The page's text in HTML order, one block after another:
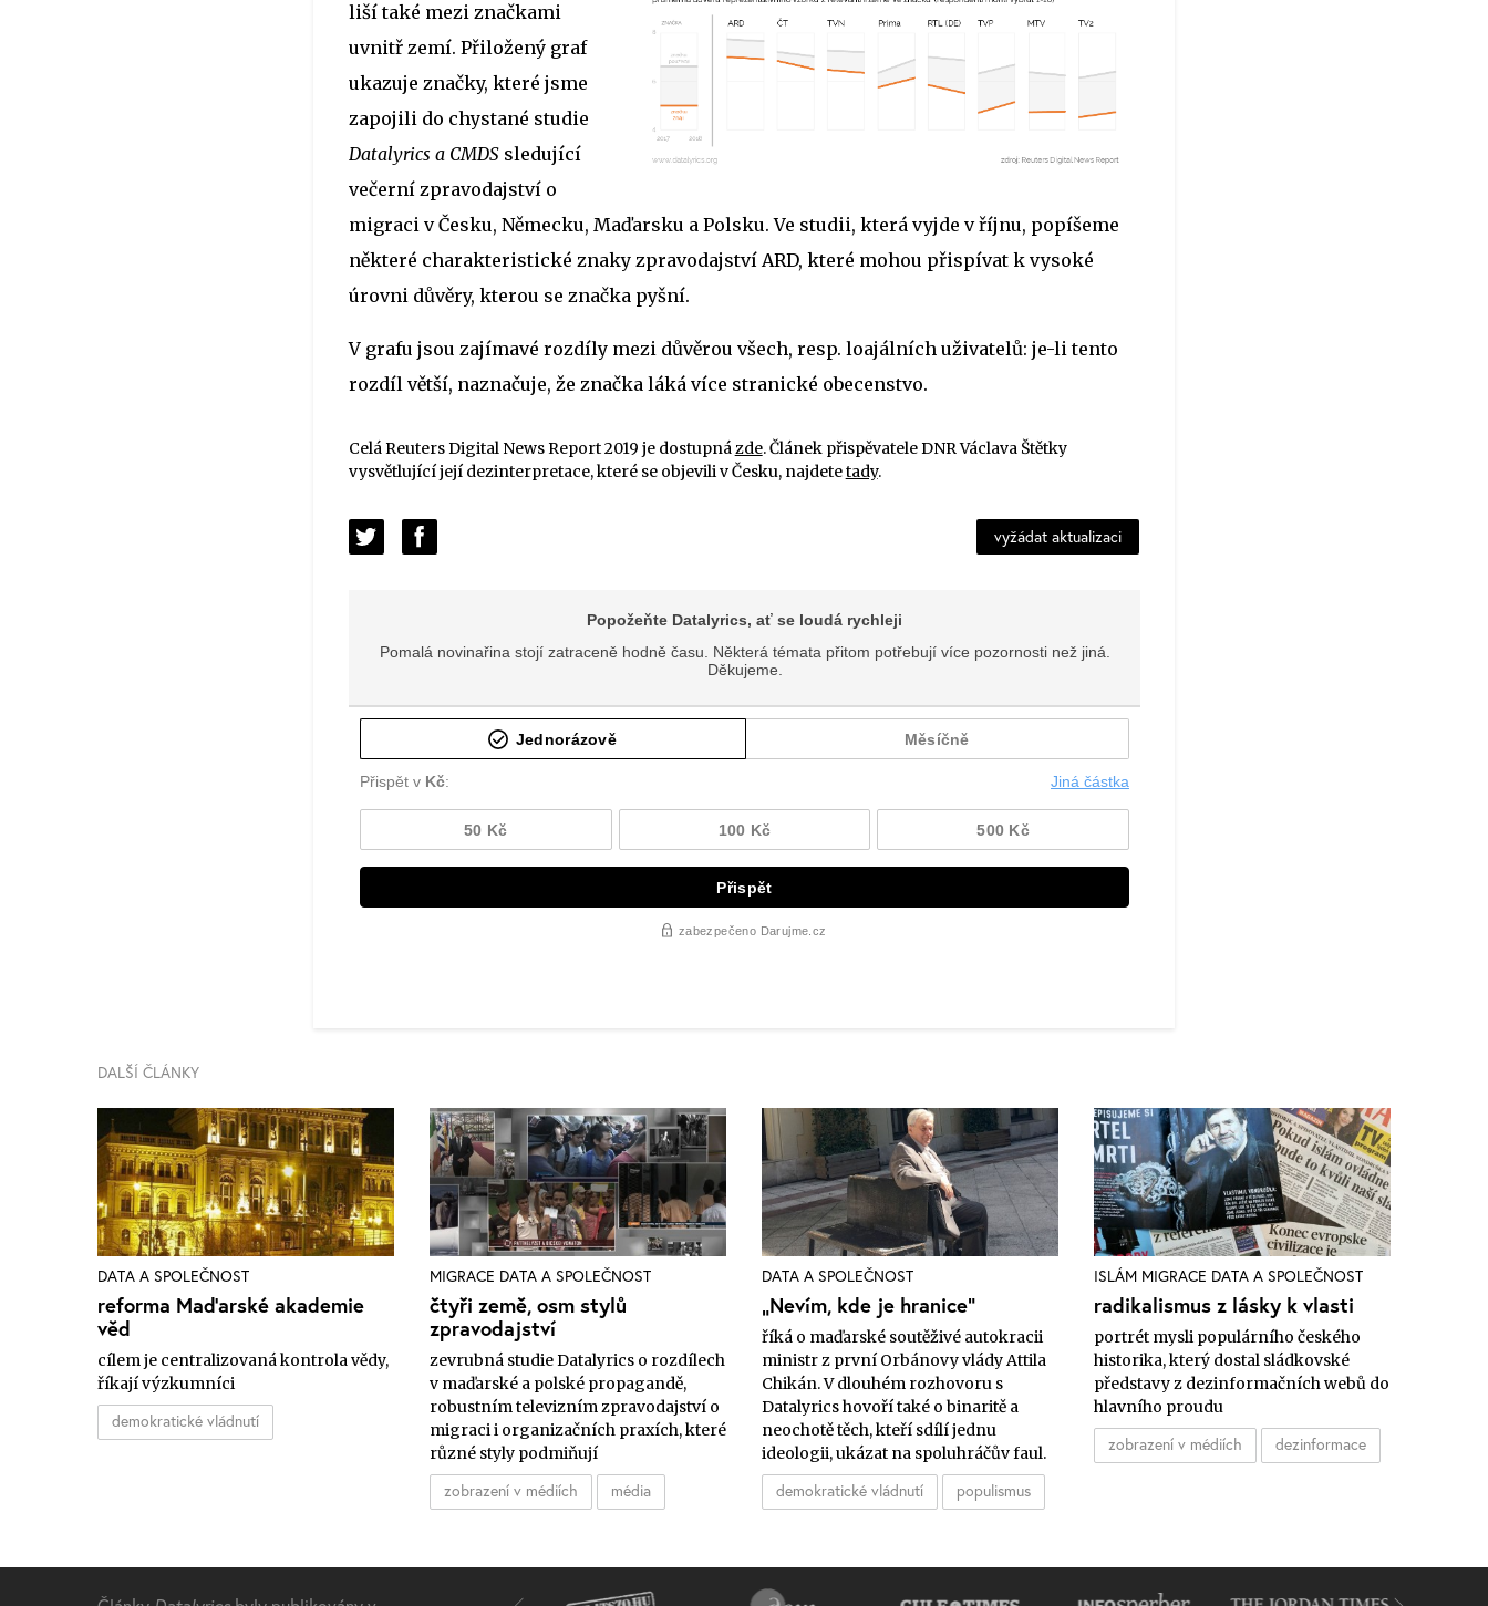
liší také mezi značkami
uvnitř zemí. Přiložený graf
ukazuje značky, které jsme
zapojili do chystané studie
Datalyrics a CMDSsledující
večerní zpravodajství o
migraci v Česku, Německu, Maďarsku a Polsku. Ve studii, která vyjde v říjnu, popíšeme
některé charakteristické znaky zpravodajství ARD, které mohou přispívat k vysoké
úrovni důvěry, kterou se značka pyšní.
V grafu jsou zajímavé rozdíly mezi důvěrou všech, resp. loajálních uživatelů: je-li tento
rozdíl větší, naznačuje, že značka láká více stranické obecenstvo.
Celá Reuters Digital News Report 2019 je dostupnázde. Článek přispěvatele DNR Václava Štětky
vysvětlující její dezinterpretace, které se objevili v Česku, najdetetady.
vyžádat aktualizaci
DALŠÍ ČLÁNKY
DATA A SPOLEČNOST
reforma Maďarské akademie
věd
cílem je centralizovaná kontrola vědy,
říkají výzkumníci
demokratické vládnutí
MIGRACE DATA A SPOLEČNOST
čtyři země, osm stylů
zpravodajství
zevrubná studie Datalyrics o rozdílech
v maďarské a polské propagandě,
robustním televizním zpravodajství o
migraci i organizačních praxích, které
různé styly podmiňují
zobrazení v médiích média
DATA A SPOLEČNOST
„Nevím, kde je hranice”
říká o maďarské soutěživé autokracii
ministr z první Orbánovy vlády Attila
Chikán. V dlouhém rozhovoru s
Datalyrics hovoří také o binaritě a
neochotě těch, kteří sdílí jednu
ideologii, ukázat na spoluhráčův faul.
demokratické vládnutí populismus
ISLÁM MIGRACE DATA A SPOLEČNOST
radikalismus z lásky k vlasti
portrét mysli populárního českého
historika, který dostal sládkovské
představy z dezinformačních webů do
hlavního proudu
zobrazení v médiích dezinformace